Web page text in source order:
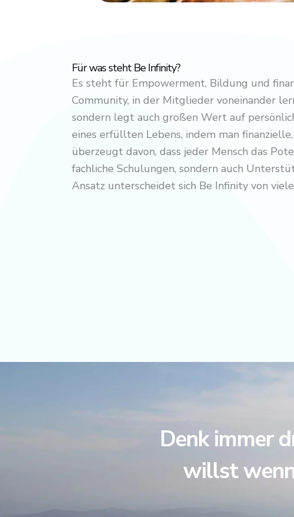
Für was steht Be Infinity?
Es steht für Empowerment, Bildung und
Community, in der Mitglieder voneinander
sondern legt auch großen Wert auf
eines erfüllten Lebens, indem man
überzeugt davon, dass jeder Mensch das
fachliche Schulungen, sondern auch
Ansatz unterscheidet sich Be Infinity von
Denk immer
willst